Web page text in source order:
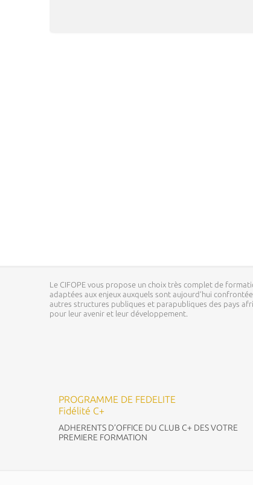
Le CIFOPE vous propose un choix très complet de
adaptées aux enjeux auxquels sont aujourd’hui
autres structures publiques et parapubliques des pays
pour leur avenir et leur développement.
PROGRAMME DE FEDELITE
Fidélité C+
ADHERENTS D’OFFICE DU CLUB C+ DES VOTRE
PREMIERE FORMATION